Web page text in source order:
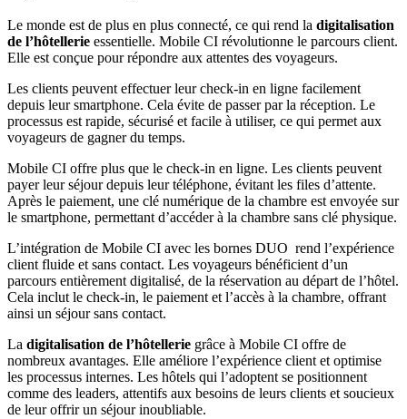
Le monde est de plus en plus connecté, ce qui rend la digitalisation
de l’hôtellerie essentielle. Mobile CI révolutionne le parcours client.
Elle est conçue pour répondre aux attentes des voyageurs.
Les clients peuvent effectuer leur check-in en ligne facilement
depuis leur smartphone. Cela évite de passer par la réception. Le
processus est rapide, sécurisé et facile à utiliser, ce qui permet aux
voyageurs de gagner du temps.
Mobile CI offre plus que le check-in en ligne. Les clients peuvent
payer leur séjour depuis leur téléphone, évitant les files d’attente.
Après le paiement, une clé numérique de la chambre est envoyée sur
le smartphone, permettant d’accéder à la chambre sans clé physique.
L’intégration de Mobile CI avec les bornes DUO rend l’expérience
client fluide et sans contact. Les voyageurs bénéficient d’un
parcours entièrement digitalisé, de la réservation au départ de l’hôtel.
Cela inclut le check-in, le paiement et l’accès à la chambre, offrant
ainsi un séjour sans contact.
La digitalisation de l’hôtellerie grâce à Mobile CI offre de
nombreux avantages. Elle améliore l’expérience client et optimise
les processus internes. Les hôtels qui l’adoptent se positionnent
comme des leaders, attentifs aux besoins de leurs clients et soucieux
de leur offrir un séjour inoubliable.